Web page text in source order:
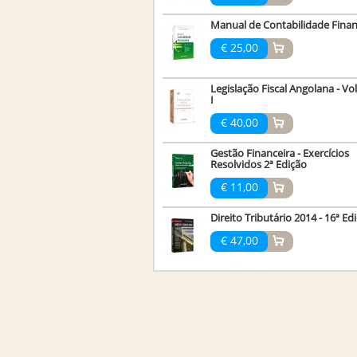
Manual de Contabilidade
€ 25,00
Legislação Fiscal Angolana -
I
€ 40,00
Gestão Financeira - Exercícios
Resolvidos 2ª Edição
€ 11,00
Direito Tributário 2014 - 16ª
€ 47,00